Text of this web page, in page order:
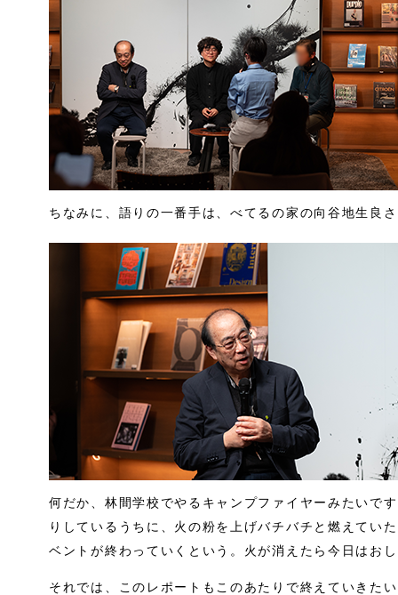
ちなみに、語りの一番手は、べてるの家の向谷地生良
何だか、林間学校でやるキャンプファイヤーみたいで
りしているうちに、火の粉を上げバチバチと燃えてい
ベントが終わっていくという。火が消えたら今日はお
それでは、このレポートもこのあたりで終えていきた